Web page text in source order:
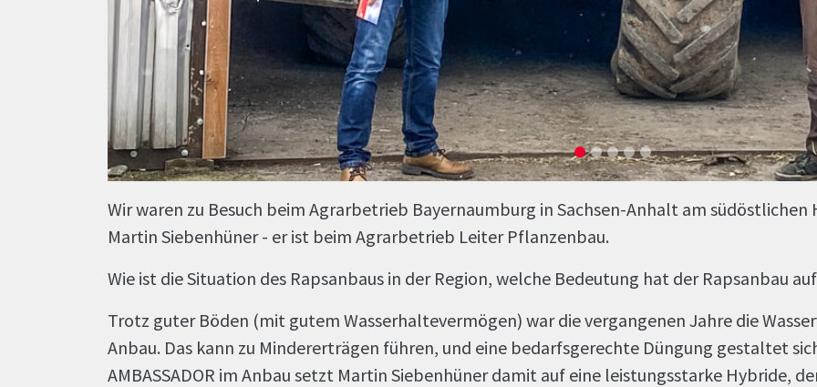
Wir waren zu Besuch beim Agrarbetrieb Bayernaumburg in Sachsen-Anhalt am
Martin Siebenhüner - er ist beim Agrarbetrieb Leiter Pflanzenbau.
Wie ist die Situation des Rapsanbaus in der Region, welche Bedeutung hat der Rapsanbau
Trotz guter Böden (mit gutem Wasserhaltevermögen) war die vergangenen Jahre die
Anbau. Das kann zu Mindererträgen führen, und eine bedarfsgerechte Düngung gestaltet
AMBASSADOR im Anbau setzt Martin Siebenhüner damit auf eine leistungsstarke Hybride,